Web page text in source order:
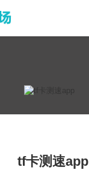
tf卡测速app